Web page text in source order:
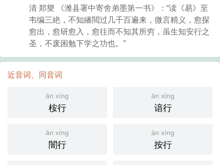
清 郑燮 《潍县署中寄舍弟墨第一书》：“读《易》至
韦编三絶，不知繙閲过几千百遍来，微言精义，愈探
愈出，愈研愈入，愈往而不知其所穷，虽生知安行之
圣，不废困勉下学之功也。”
近音词、同音词
ān xíng
桉行
ān xíng
谙行
ān xíng
闇行
àn xíng
按行